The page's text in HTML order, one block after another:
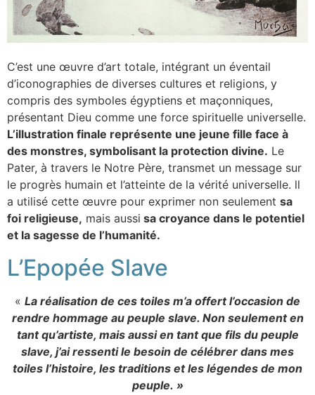
C’est une œuvre d’art totale, intégrant un éventail
d’iconographies de diverses cultures et religions, y
compris des symboles égyptiens et maçonniques,
présentant Dieu comme une force spirituelle universelle.
L’illustration finale représente une jeune fille face à
des monstres, symbolisant la protection divine. Le
Pater, à travers le Notre Père, transmet un message sur
le progrès humain et l’atteinte de la vérité universelle. ll
a utilisé cette œuvre pour exprimer non seulement sa
foi religieuse, mais aussi sa croyance dans le potentiel
et la sagesse de l’humanité.
L’Epopée Slave
« La réalisation de ces toiles m’a offert l’occasion de
rendre hommage au peuple slave. Non seulement en
tant qu’artiste, mais aussi en tant que fils du peuple
slave, j’ai ressenti le besoin de célébrer dans mes
toiles l’histoire, les traditions et les légendes de mon
peuple. »